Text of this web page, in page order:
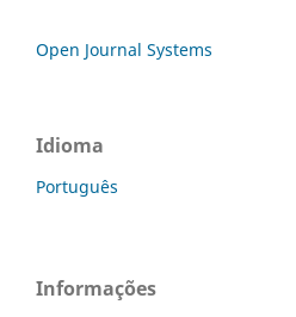
Open Journal Systems
Idioma
Português
Informações